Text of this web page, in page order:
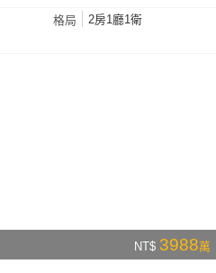
格局
2房1廳1衛
NT$ 3988萬